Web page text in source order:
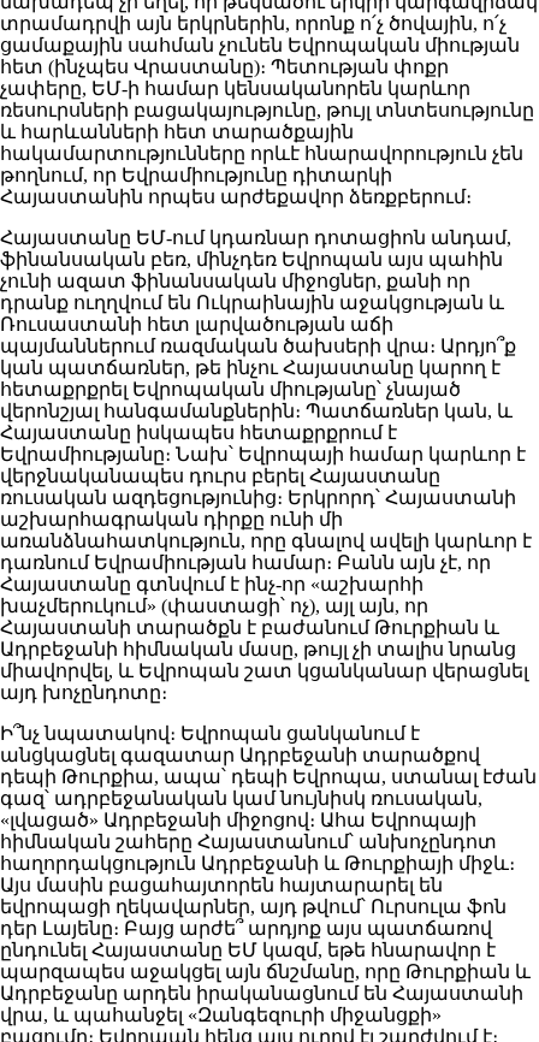
տրամադրվի այն երկրներին, որոնք ո՛չ ծովային, ո՛չ
ցամաքային սահման չունեն Եվրոպական միության
հետ (ինչպես Վրաստանը)։ Պետության փոքր
չափերը, ԵՄ-ի համար կենսականորեն կարևոր
ռեսուրսների բացակայությունը, թույլ տնտեսությունը
և հարևանների հետ տարածքային
հակամարտությունները որևէ հնարավորություն չեն
թողնում, որ Եվրամիությունը դիտարկի
Հայաստանին որպես արժեքավոր ձեռքբերում։
Հայաստանը ԵՄ-ում կդառնար դոտացիոն անդամ,
ֆինանսական բեռ, մինչդեռ Եվրոպան այս պահին
չունի ազատ ֆինանսական միջոցներ, քանի որ
դրանք ուղղվում են Ուկրաինային աջակցության և
Ռուսաստանի հետ լարվածության աճի
պայմաններում ռազմական ծախսերի վրա։ Արդյո՞ք
կան պատճառներ, թե ինչու Հայաստանը կարող է
հետաքրքրել Եվրոպական միությանը՝ չնայած
վերոնշյալ հանգամանքներին։ Պատճառներ կան, և
Հայաստանը իսկապես հետաքրքրում է
Եվրամիությանը։ Նախ՝ Եվրոպայի համար կարևոր է
վերջնականապես դուրս բերել Հայաստանը
ռուսական ազդեցությունից։ Երկրորդ՝ Հայաստանի
աշխարհագրական դիրքը ունի մի
առանձնահատկություն, որը գնալով ավելի կարևոր է
դառնում Եվրամիության համար։ Բանն այն չէ, որ
Հայաստանը գտնվում է ինչ-որ «աշխարհի
խաչմերուկում» (փաստացի՝ ոչ), այլ այն, որ
Հայաստանի տարածքն է բաժանում Թուրքիան և
Ադրբեջանի հիմնական մասը, թույլ չի տալիս նրանց
միավորվել, և Եվրոպան շատ կցանկանար վերացնել
այդ խոչընդոտը։
Ի՞նչ նպատակով։ Եվրոպան ցանկանում է
անցկացնել գազատար Ադրբեջանի տարածքով
դեպի Թուրքիա, ապա՝ դեպի Եվրոպա, ստանալ էժան
գազ՝ ադրբեջանական կամ նույնիսկ ռուսական,
«լվացած» Ադրբեջանի միջոցով։ Ահա Եվրոպայի
հիմնական շահերը Հայաստանում՝ անխոչընդոտ
հաղորդակցություն Ադրբեջանի և Թուրքիայի միջև։
Այս մասին բացահայտորեն հայտարարել են
եվրոպացի ղեկավարներ, այդ թվում՝ Ուրսուլա ֆոն
դեր Լայենը։ Բայց արժե՞ արդյոք այս պատճառով
ընդունել Հայաստանը ԵՄ կազմ, եթե հնարավոր է
պարզապես աջակցել այն ճնշմանը, որը Թուրքիան և
Ադրբեջանը արդեն իրականացնում են Հայաստանի
վրա, և պահանջել «Զանգեզուրի միջանցքի»
բացումը։ Եվրոպան հենց այս ուղով էլ շարժվում է։